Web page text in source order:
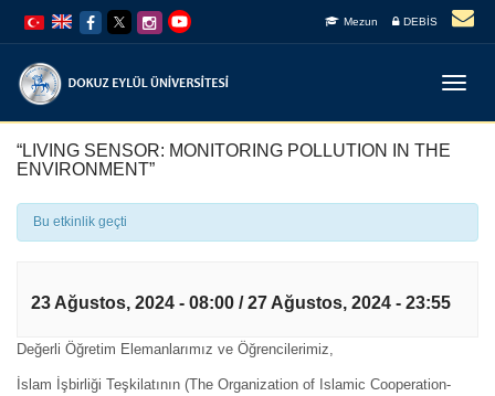
atla
Navigasyona
atla
Mezun DEBİS
“LIVING SENSOR: MONITORING POLLUTION IN THE
ENVIRONMENT”
Bu etkinlik geçti
23 Ağustos, 2024 - 08:00 /27 Ağustos, 2024 - 23:55
Değerli Öğretim Elemanlarımız ve Öğrencilerimiz,
İslam İşbirliği Teşkilatının (The Organization of Islamic Cooperation-